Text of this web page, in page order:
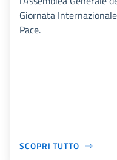
Giornata
Pace.
SCOPRI TUTTO